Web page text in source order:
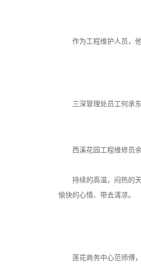
作为工程维护人员，
三深管理处员工何承
西溪花园工程维修员
持续的高温，闷热的
愉快的心情、带去清凉。
莲花商务中心范师傅